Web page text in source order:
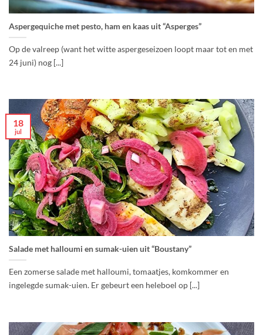
Aspergequiche met pesto, ham en kaas uit “Asperges”
Op de valreep (want het witte aspergeseizoen loopt maar tot en met
24 juni) nog [...]
Salade met halloumi en sumak-uien uit “Boustany”
Een zomerse salade met halloumi, tomaatjes, komkommer en
ingelegde sumak-uien. Er gebeurt een heleboel op [...]
18
jul